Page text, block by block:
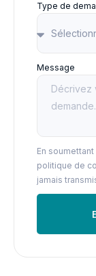
Type de
Message
En
politique de
jamais